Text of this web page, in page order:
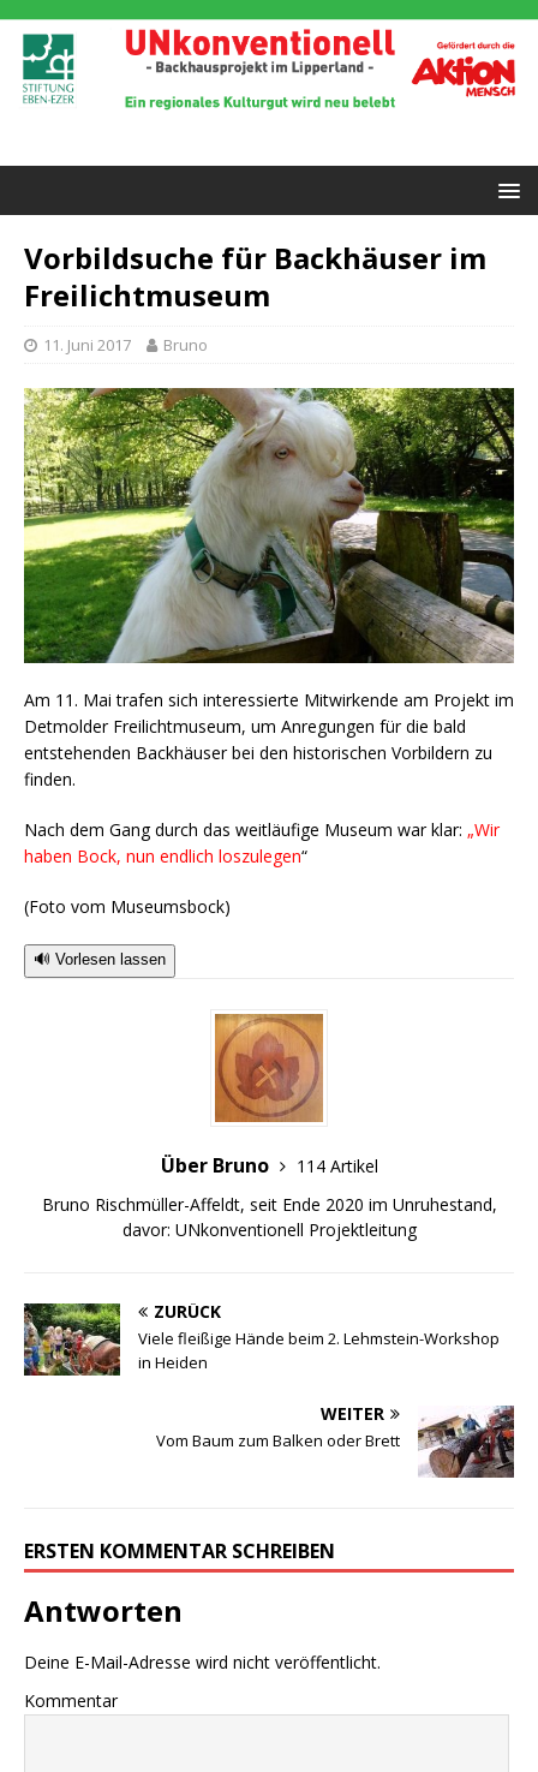
Vorbildsuche für Backhäuser im
Freilichtmuseum
11. Juni 2017 Bruno
Am 11. Mai trafen sich interessierte Mitwirkende am Projekt im
Detmolder Freilichtmuseum, um Anregungen für die bald
entstehenden Backhäuser bei den historischen Vorbildern zu
finden.
Nach dem Gang durch das weitläufige Museum war klar: „Wir
haben Bock, nun endlich loszulegen“
(Foto vom Museumsbock)
🔊 Vorlesen lassen
Über Bruno
114 Artikel
Bruno Rischmüller-Affeldt, seit Ende 2020 im Unruhestand,
davor: UNkonventionell Projektleitung
ZURÜCK
Viele fleißige Hände beim 2. Lehmstein-Workshop
in Heiden
WEITER
Vom Baum zum Balken oder Brett
ERSTEN KOMMENTAR SCHREIBEN
Antworten
Deine E-Mail-Adresse wird nicht veröffentlicht.
Kommentar